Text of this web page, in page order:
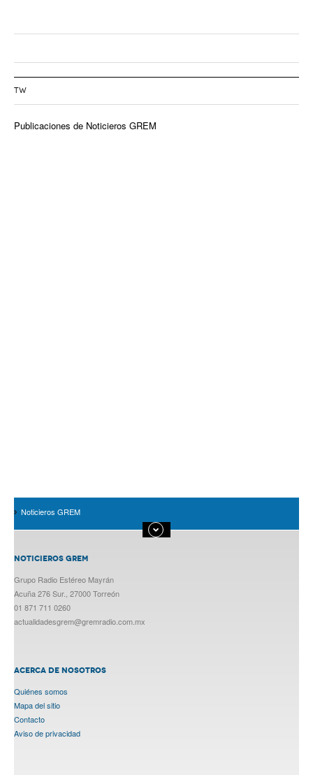
TW
Publicaciones de Noticieros GREM
Noticieros GREM
NOTICIEROS GREM
Grupo Radio Estéreo Mayrán
Acuña 276 Sur., 27000 Torreón
01 871 711 0260
actualidadesgrem@gremradio.com.mx
ACERCA DE NOSOTROS
Quiénes somos
Mapa del sitio
Contacto
Aviso de privacidad